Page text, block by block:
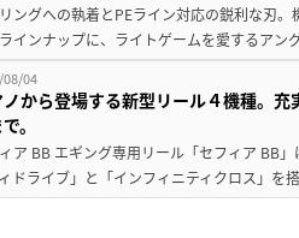
ングへの執着とPEライン対応の鋭利な刃
インナップに、ライトゲームを愛するア
08/04
ノから登場する新型リール４機種。
。
ア BB エギング専用リール「セフィア BB
ドライブ」と「インフィニティクロス」